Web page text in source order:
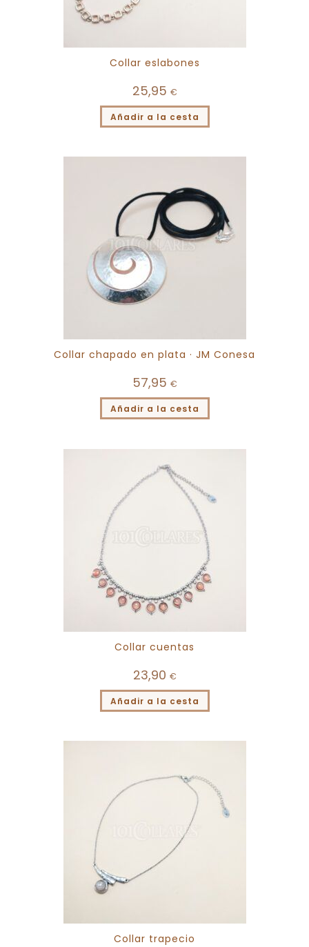
Collar eslabones
25,95 €
Añadir a la cesta
Collar chapado en plata · JM Conesa
57,95 €
Añadir a la cesta
Collar cuentas
23,90 €
Añadir a la cesta
Collar trapecio